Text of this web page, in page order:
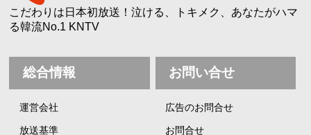
こだわりは日本初放送！泣ける、トキメク、あなたがハマ
る韓流No.1 KNTV
総合情報
運営会社
放送基準
お問い合せ
広告のお問合せ
お問合せ